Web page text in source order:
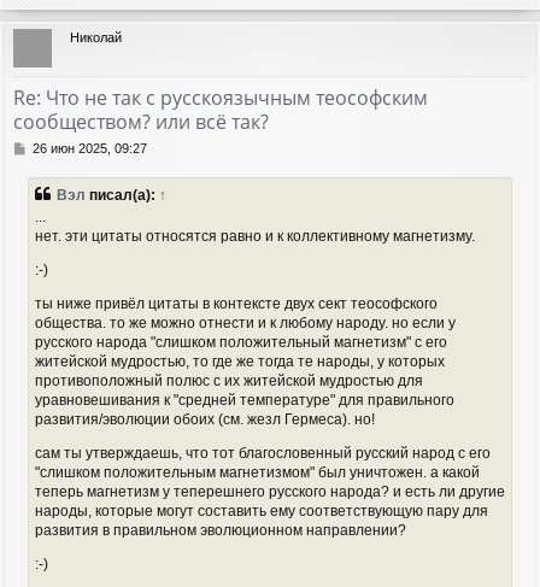
р
Николай
Re: Что не так с русскоязычным теософским
сообществом? или всё так?
С
о
щ
26 июн 2025, 09:27
Вэл писал(а): ↑
...
нет. эти цитаты относятся равно и к коллективному магнетизму.
:-)
ты ниже привёл цитаты в контексте двух сект теософского
общества. то же можно отнести и к любому народу. но если у
русского народа "слишком положительный магнетизм" с его
житейской мудростью, то где же тогда те народы, у которых
противоположный полюс с их житейской мудростью для
уравновешивания к "средней температуре" для правильного
развития/эволюции обоих (см. жезл Гермеса). но!
сам ты утверждаешь, что тот благословенный русский народ с его
"слишком положительным магнетизмом" был уничтожен. а какой
теперь магнетизм у теперешнего русского народа? и есть ли другие
народы, которые могут составить ему соответствующую пару для
развития в правильном эволюционном направлении?
:-)